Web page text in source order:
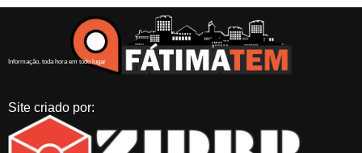
Informação, toda hora em todo lugar
Site criado por: